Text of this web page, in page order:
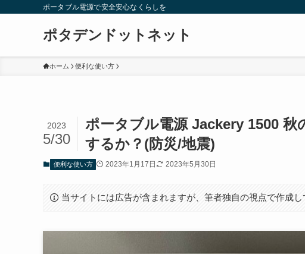
ポータブル電源で安全安心なくらしを
ポタデンドットネット
ホーム 便利な使い方
ポータブル電源 Jackery 1500 秋
するか？(防災/地震)
2023
5/30
便利な使い方 2023年1月17日 2023年5月30日
当サイトには広告が含まれますが、筆者独自の視点で作成